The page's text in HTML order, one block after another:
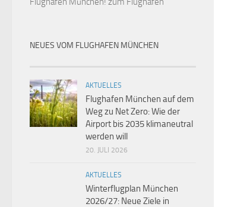
NEUES VOM FLUGHAFEN MÜNCHEN
AKTUELLES
Flughafen München auf dem
Weg zu Net Zero: Wie der
Airport bis 2035 klimaneutral
werden will
20. JULI 2026
AKTUELLES
Winterflugplan München
2026/27: Neue Ziele in